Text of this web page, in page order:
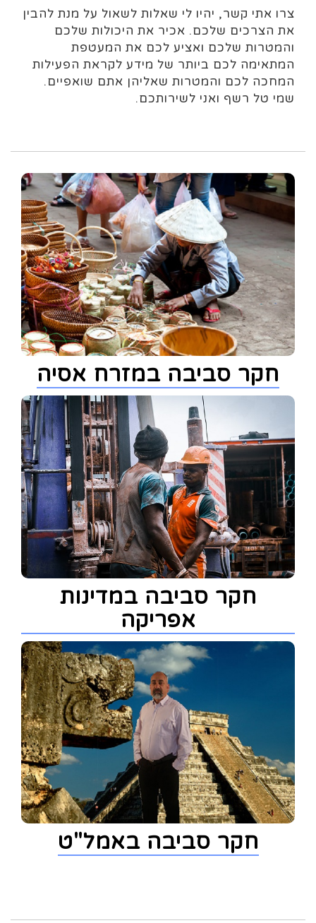
צרו אתי קשר, יהיו לי שאלות לשאול על מנת להבין
את הצרכים שלכם. אכיר את היכולות שלכם
והמטרות שלכם ואציע לכם את המעטפת
המתאימה לכם ביותר של מידע לקראת הפעילות
המחכה לכם והמטרות שאליהן אתם שואפיים.
שמי טל רשף ואני לשירותכם.
חקר סביבה במזרח אסיה
חקר סביבה במדינות
אפריקה
חקר סביבה באמל"ט